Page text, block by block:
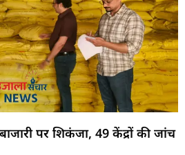
पर शिकंजा, 49 केंद्रों की जांच